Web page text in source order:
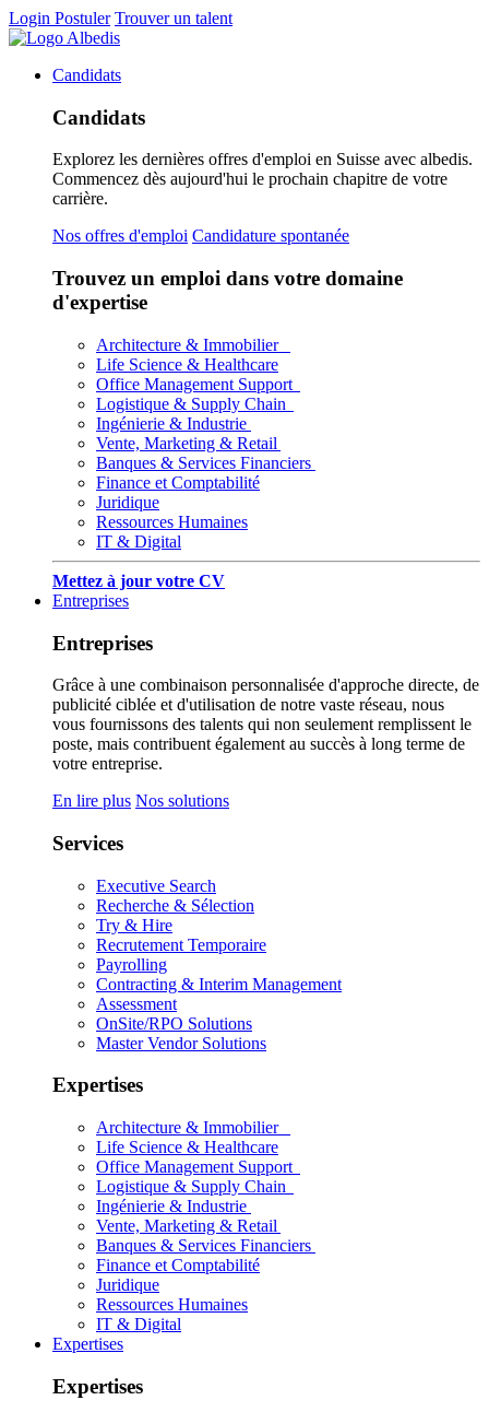
Login Postuler Trouver un talent
Candidats
Candidats
Explorez les dernières offres d'emploi en Suisse avec albedis.
Commencez dès aujourd'hui le prochain chapitre de votre
carrière.
Nos offres d'emploi Candidature spontanée
Trouvez un emploi dans votre domaine
d'expertise
Architecture & Immobilier
Life Science & Healthcare
Office Management Support
Logistique & Supply Chain
Ingénierie & Industrie
Vente, Marketing & Retail
Banques & Services Financiers
Finance et Comptabilité
Juridique
Ressources Humaines
IT & Digital
Mettez à jour votre CV
Entreprises
Entreprises
Grâce à une combinaison personnalisée d'approche directe, de
publicité ciblée et d'utilisation de notre vaste réseau, nous
vous fournissons des talents qui non seulement remplissent le
poste, mais contribuent également au succès à long terme de
votre entreprise.
En lire plus Nos solutions
Services
Executive Search
Recherche & Sélection
Try & Hire
Recrutement Temporaire
Payrolling
Contracting & Interim Management
Assessment
OnSite/RPO Solutions
Master Vendor Solutions
Expertises
Architecture & Immobilier
Life Science & Healthcare
Office Management Support
Logistique & Supply Chain
Ingénierie & Industrie
Vente, Marketing & Retail
Banques & Services Financiers
Finance et Comptabilité
Juridique
Ressources Humaines
IT & Digital
Expertises
Expertises